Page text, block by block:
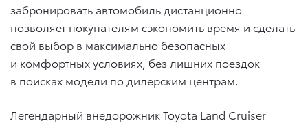
забронировать автомобиль дистанционно
позволяет покупателям сэкономить время и сделать
свой выбор в максимально безопасных
и комфортных условиях, без лишних поездок
в поисках модели по дилерским центрам.
Легендарный внедорожник Toyota Land Cruiser